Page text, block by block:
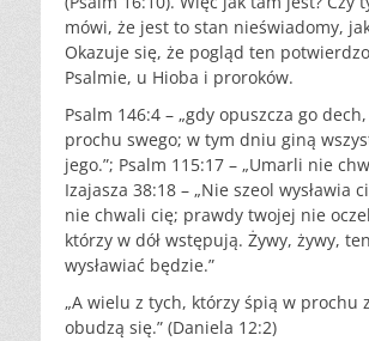
mówi, że jest to stan nieświadomy,
Okazuje się, że pogląd ten
Psalmie, u Hioba i proroków.
Psalm 146:4 – „gdy opuszcza go
prochu swego; w tym dniu giną
jego.”; Psalm 115:17 – „Umarli nie
Izajasza 38:18 – „Nie szeol wysławia
nie chwali cię; prawdy twojej nie
którzy w dół wstępują. Żywy, żywy,
wysławiać będzie.”
„A wielu z tych, którzy śpią w prochu
obudzą się.” (Daniela 12:2)